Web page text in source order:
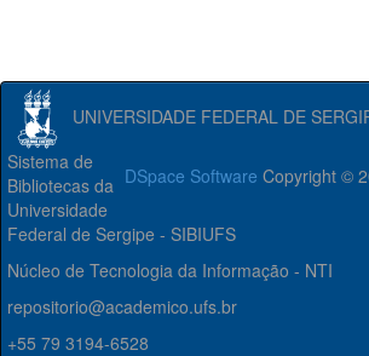
UNIVERSIDADE FEDERAL DE
DSpace Software Copyright ©
Sistema de
Bibliotecas da
Universidade
Federal de Sergipe - SIBIUFS
Núcleo de Tecnologia da Informação - NTI
repositorio@academico.ufs.br
+55 79 3194-6528